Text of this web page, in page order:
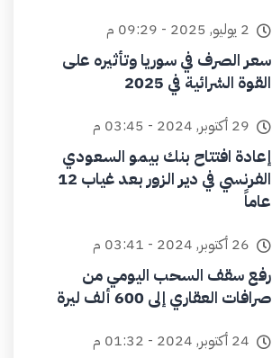
2 يوليو, 2025 - 09:29 م
سعر الصرف في سوريا وتأثيره على
القوة الشرائية في 2025
29 أكتوبر, 2024 - 03:45 م
إعادة افتتاح بنك بيمو السعودي
الفرنسي في دير الزور بعد غياب 12
عاماً
26 أكتوبر, 2024 - 03:41 م
رفع سقف السحب اليومي من
صرافات العقاري إلى 600 ألف ليرة
24 أكتوبر, 2024 - 01:32 م